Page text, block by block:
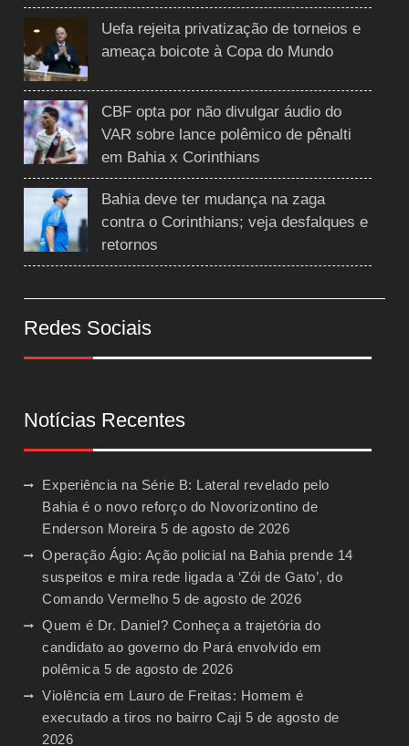
Uefa rejeita privatização de torneios e
ameaça boicote à Copa do Mundo
CBF opta por não divulgar áudio do
VAR sobre lance polêmico de pênalti
em Bahia x Corinthians
Bahia deve ter mudança na zaga
contra o Corinthians; veja desfalques e
retornos
Redes Sociais
Notícias Recentes
Experiência na Série B: Lateral revelado pelo
Bahia é o novo reforço do Novorizontino de
Enderson Moreira 5 de agosto de 2026
Operação Ágio: Ação policial na Bahia prende 14
suspeitos e mira rede ligada a ‘Zói de Gato’, do
Comando Vermelho 5 de agosto de 2026
Quem é Dr. Daniel? Conheça a trajetória do
candidato ao governo do Pará envolvido em
polêmica 5 de agosto de 2026
Violência em Lauro de Freitas: Homem é
executado a tiros no bairro Caji 5 de agosto de
2026